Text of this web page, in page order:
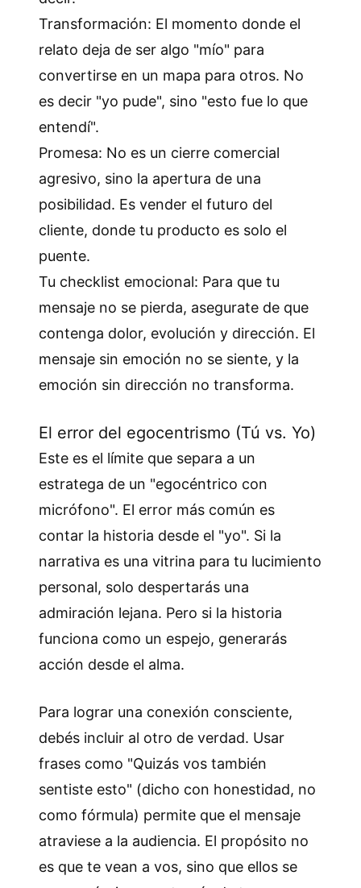
Transformación: El momento donde el
relato deja de ser algo "mío" para
convertirse en un mapa para otros. No
es decir "yo pude", sino "esto fue lo que
entendí".
Promesa: No es un cierre comercial
agresivo, sino la apertura de una
posibilidad. Es vender el futuro del
cliente, donde tu producto es solo el
puente.
Tu checklist emocional: Para que tu
mensaje no se pierda, asegurate de que
contenga dolor, evolución y dirección. El
mensaje sin emoción no se siente, y la
emoción sin dirección no transforma.
El error del egocentrismo (Tú vs. Yo)
Este es el límite que separa a un
estratega de un "egocéntrico con
micrófono". El error más común es
contar la historia desde el "yo". Si la
narrativa es una vitrina para tu lucimiento
personal, solo despertarás una
admiración lejana. Pero si la historia
funciona como un espejo, generarás
acción desde el alma.
Para lograr una conexión consciente,
debés incluir al otro de verdad. Usar
frases como "Quizás vos también
sentiste esto" (dicho con honestidad, no
como fórmula) permite que el mensaje
atraviese a la audiencia. El propósito no
es que te vean a vos, sino que ellos se